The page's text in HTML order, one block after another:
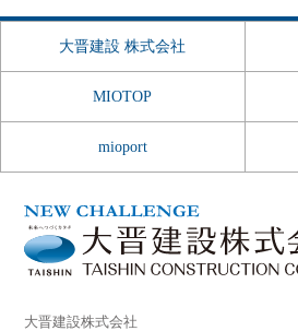
大晋建設 株式会社
MIOTOP
mioport
大晋建設株式会社